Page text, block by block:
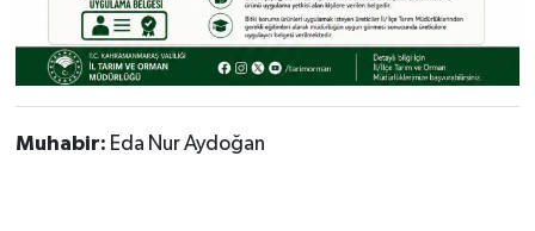
Muhabir: Eda Nur Aydoğan